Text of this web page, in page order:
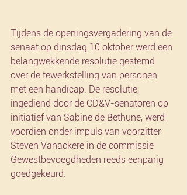
Tijdens de openingsvergadering van de
senaat op dinsdag 10 oktober werd een
belangwekkende resolutie gestemd
over de tewerkstelling van personen
met een handicap. De resolutie,
ingediend door de CD&V-senatoren op
initiatief van Sabine de Bethune, werd
voordien onder impuls van voorzitter
Steven Vanackere in de commissie
Gewestbevoegdheden reeds eenparig
goedgekeurd.